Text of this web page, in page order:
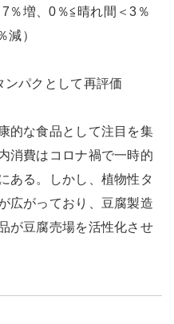
％増、0％≦晴れ間＜3％
減）
パクとして再評価
的な食品として注目を集
消費はコロナ禍で一時的
ある。しかし、植物性タ
広がっており、豆腐製造
が豆腐売場を活性化させ